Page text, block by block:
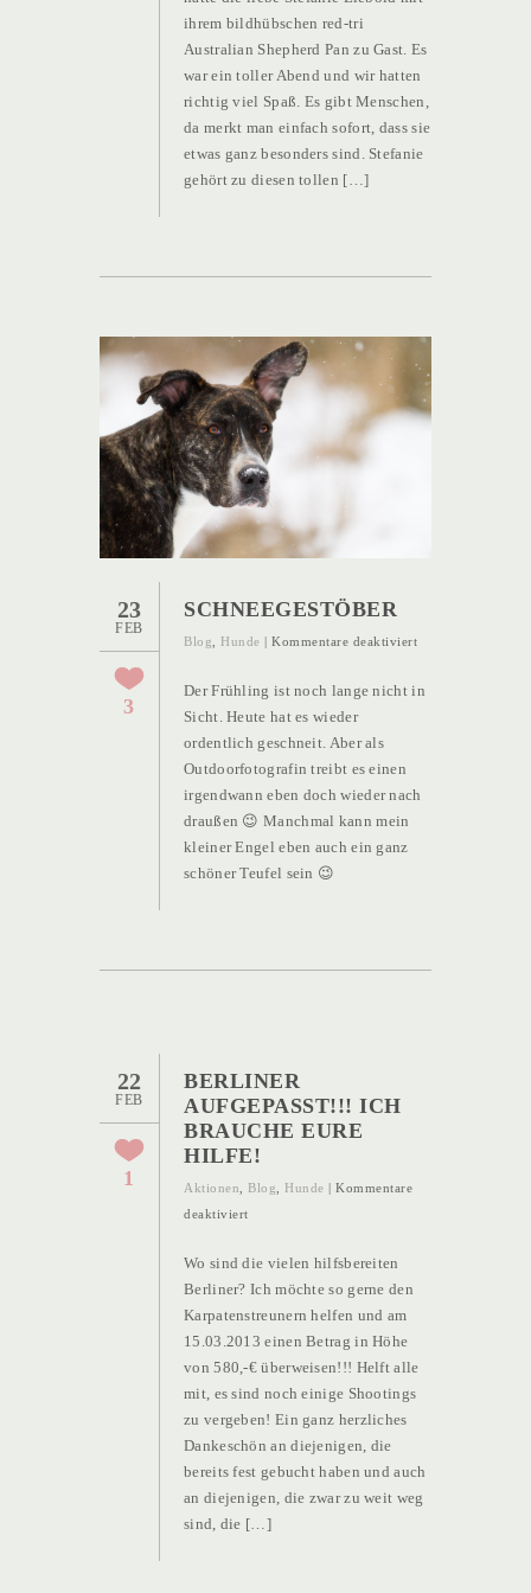
die
Karpatenstreuner
ihrem bildhübschen red-tri
Australian Shepherd Pan zu Gast. Es
war ein toller Abend und wir hatten
richtig viel Spaß. Es gibt Menschen,
da merkt man einfach sofort, dass sie
etwas ganz besonders sind. Stefanie
gehört zu diesen tollen […]
23
FEB
3
SCHNEEGESTÖBER
Blog Hunde | Kommentare deaktiviertfür
Der Frühling ist noch lange nicht in
Sicht. Heute hat es wieder
ordentlich geschneit. Aber als
Outdoorfotografin treibt es einen
irgendwann eben doch wieder nach
draußen 😉 Manchmal kann mein
kleiner Engel eben auch ein ganz
schöner Teufel sein 😉
22
FEB
1
BERLINER
AUFGEPASST!!! ICH
BRAUCHE EURE
HILFE!
Aktionen Blog Hunde | Kommentare
deaktiviertfür
aufgepasst!!!
Ich
brauche
Eure
Hilfe!
Wo sind die vielen hilfsbereiten
Berliner? Ich möchte so gerne den
Karpatenstreunern helfen und am
15.03.2013 einen Betrag in Höhe
von 580,-€ überweisen!!! Helft alle
mit, es sind noch einige Shootings
zu vergeben! Ein ganz herzliches
Dankeschön an diejenigen, die
bereits fest gebucht haben und auch
an diejenigen, die zwar zu weit weg
sind, die […]